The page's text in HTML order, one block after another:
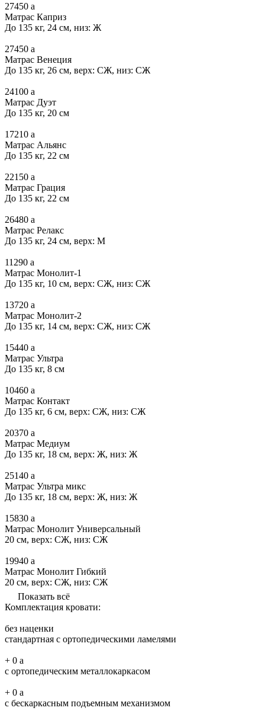
27450 a
Матрас Каприз
До 135 кг, 24 см, низ: Ж
27450 a
Матрас Венеция
До 135 кг, 26 см, верх: СЖ, низ: СЖ
24100 a
Матрас Дуэт
До 135 кг, 20 см
17210 a
Матрас Альянс
До 135 кг, 22 см
22150 a
Матрас Грация
До 135 кг, 22 см
26480 a
Матрас Релакс
До 135 кг, 24 см, верх: М
11290 a
Матрас Монолит-1
До 135 кг, 10 см, верх: СЖ, низ: СЖ
13720 a
Матрас Монолит-2
До 135 кг, 14 см, верх: СЖ, низ: СЖ
15440 a
Матрас Ультра
До 135 кг, 8 см
10460 a
Матрас Контакт
До 135 кг, 6 см, верх: СЖ, низ: СЖ
20370 a
Матрас Медиум
До 135 кг, 18 см, верх: Ж, низ: Ж
25140 a
Матрас Ультра микс
До 135 кг, 18 см, верх: Ж, низ: Ж
15830 a
Матрас Монолит Универсальный
20 см, верх: СЖ, низ: СЖ
19940 a
Матрас Монолит Гибкий
20 см, верх: СЖ, низ: СЖ
Показать всё
Комплектация кровати:
без наценки
стандартная с ортопедическими ламелями
+ 0 a
с ортопедическим металлокаркасом
+ 0 a
с бескаркасным подъемным механизмом